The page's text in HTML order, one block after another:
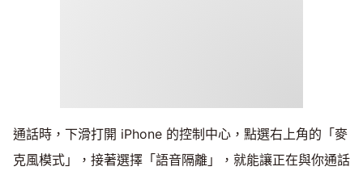
通話時，下滑打開 iPhone 的控制中心，點選右上角的「麥
克風模式」，接著選擇「語音隔離」，就能讓正在與你通話